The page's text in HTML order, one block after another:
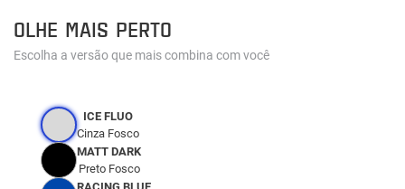
OLHE MAIS PERTO
Escolha a versão que mais combina com você
ICE FLUO
Cinza Fosco
MATT DARK
Preto Fosco